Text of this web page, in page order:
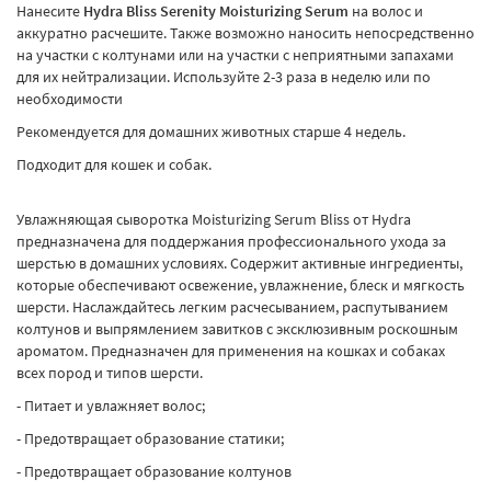
Нанесите Hydra Bliss Serenity Moisturizing Serum на волос и
аккуратно расчешите. Также возможно наносить непосредственно
на участки с колтунами или на участки с неприятными запахами
для их нейтрализации. Используйте 2-3 раза в неделю или по
необходимости
Рекомендуется для домашних животных старше 4 недель.
Подходит для кошек и собак.
Увлажняющая сыворотка Moisturizing Serum Bliss от Hydra
предназначена для поддержания профессионального ухода за
шерстью в домашних условиях. Содержит активные ингредиенты,
которые обеспечивают освежение, увлажнение, блеск и мягкость
шерсти. Наслаждайтесь легким расчесыванием, распутыванием
колтунов и выпрямлением завитков с эксклюзивным роскошным
ароматом. Предназначен для применения на кошках и собаках
всех пород и типов шерсти.
- Питает и увлажняет волос;
- Предотвращает образование статики;
- Предотвращает образование колтунов